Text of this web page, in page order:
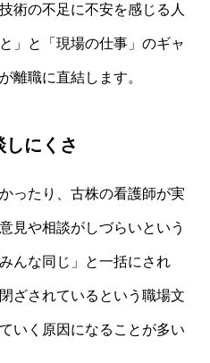
術の不足に不安を感じる人
」と「現場の仕事」のギャ
離職に直結します。
にくさ
ったり、古株の看護師が実
見や相談がしづらいという
んな同じ」と一括にされ
ざされているという職場文
いく原因になることが多い